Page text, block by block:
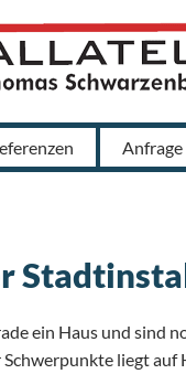
Anfrage
ein Haus und sind
liegt